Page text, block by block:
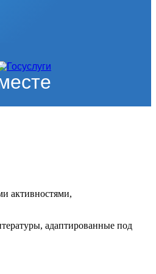
активностями,
адаптированные под